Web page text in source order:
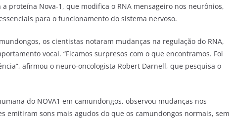
proteína Nova-1, que modifica o RNA mensageiro nos neurônios,
para o funcionamento do sistema nervoso.
os cientistas notaram mudanças na regulação do RNA,
vocal. “Ficamos surpresos com o que encontramos. Foi
afirmou o neuro-oncologista Robert Darnell, que pesquisa o
do NOVA1 em camundongos, observou mudanças nos
emitiram sons mais agudos do que os camundongos normais, sem